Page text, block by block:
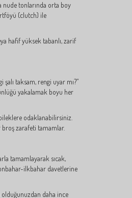
nude tonlarında orta boy
(clutch) ile
hafif yüksek tabanlı, zarif
şalı taksam, rengi uyar mı?”
yakalamak boyu her
odaklanabilirsiniz.
zarafeti tamamlar.
tamamlayarak sıcak,
ilkbahar davetlerine
daha ince